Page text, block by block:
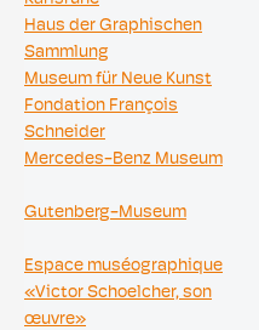
Haus der Graphischen
Sammlung
Museum für Neue Kunst
Fondation François
Schneider
Mercedes-Benz Museum
Gutenberg-Museum
Espace muséographique
«Victor Schoelcher, son
œuvre»